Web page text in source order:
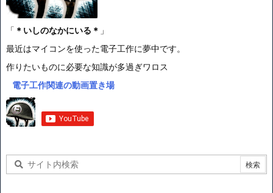
「 ＊いしのなかにいる＊ 」
最近はマイコンを使った電子工作に夢中です。
作りたいものに必要な知識が多過ぎワロス
電子工作関連の動画置き場